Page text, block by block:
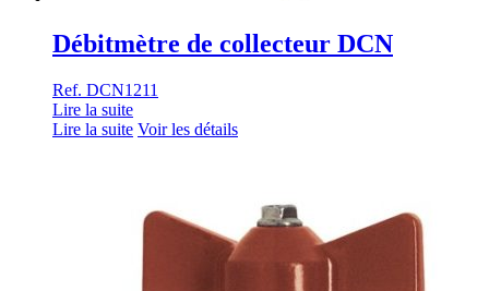
Débitmètre de collecteur DCN
Ref. DCN1211
Lire la suite
Lire la suite Voir les détails